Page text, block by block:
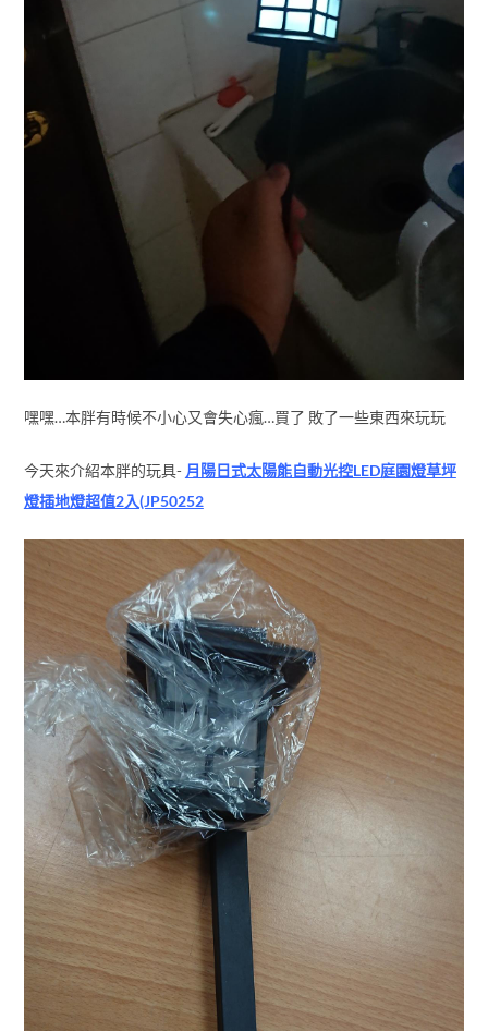
嘿嘿…本胖有時候不小心又會失心瘋…買了 敗了一些東西來玩玩
今天來介紹本胖的玩具- 月陽日式太陽能自動光控LED庭園燈草坪
燈插地燈超值2入(JP50252